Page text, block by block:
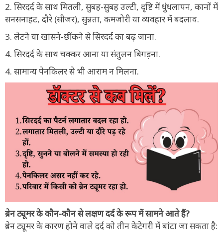
2. सिरदर्द के साथ मितली, सुबह-सुबह उल्टी, दृष्टि में धुंधलापन, कानों में
सनसनाहट, दौरे (सीजर), सुन्नता, कमजोरी या व्यवहार में बदलाव.
3. लेटने या खांसने-छींकने से सिरदर्द का बढ़ जाना.
4. सिरदर्द के साथ चक्कर आना या संतुलन बिगड़ना.
4. सामान्य पेनकिलर से भी आराम न मिलना.
ब्रेन ट्यूमर के कौन-कौन से लक्षण दर्द के रूप में सामने आते हैं?
ब्रेन ट्यूमर के कारण होने वाले दर्द को तीन केटेगरी में बांटा जा सकता है: